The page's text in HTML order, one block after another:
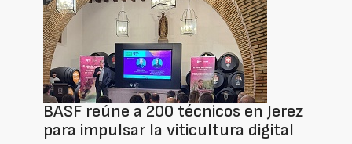
BASF reúne a 200 técnicos en Jerez
para impulsar la viticultura digital